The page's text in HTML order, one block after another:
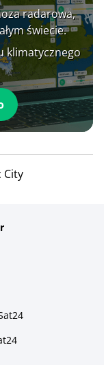
radarowa,
świecie.
klimatycznego
City